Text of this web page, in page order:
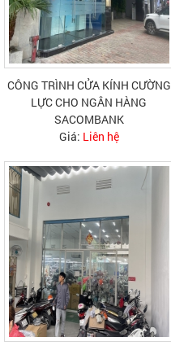
CÔNG TRÌNH CỬA KÍNH CƯỜNG
LỰC CHO NGÂN HÀNG
SACOMBANK
Giá: Liên hệ